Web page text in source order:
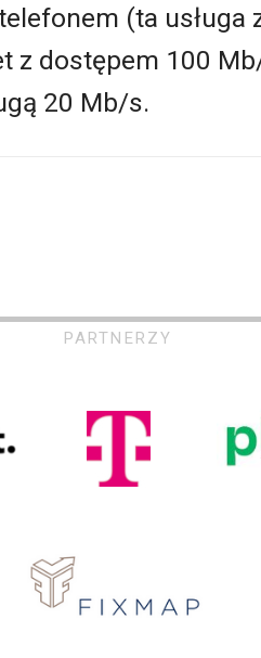
(ta usługa
z dostępem 100
20 Mb/s.
PARTNERZY